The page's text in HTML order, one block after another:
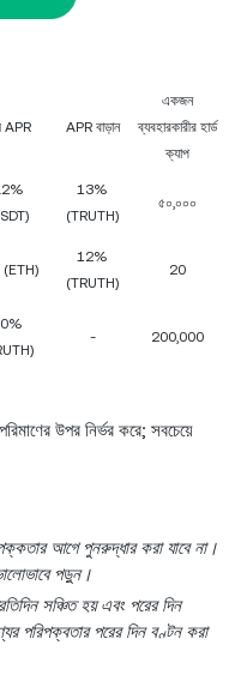
APR APR বাড়ান
একজন
ব্যবহারকারীর হার্ড
ক্যাপ
13%
(TRUTH)
৫০,০০০
12%
(TRUTH)
20
- 200,000
উপর নির্ভর করে; সবচেয়ে
আগে পুনরুদ্ধার করা যাবে না।
পড়ুন।
সঞ্চিত হয় এবং পরের দিন
পরিপক্বতার পরের দিন বণ্টন করা